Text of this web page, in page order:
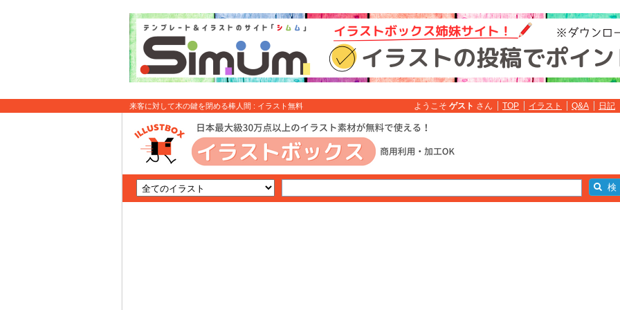
来客に対して木の鍵を閉める棒人間 : イラスト無料 ようこそ ゲスト さん TOP イラスト Q&A 日記